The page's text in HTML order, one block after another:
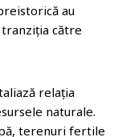
au
către
relația
naturale.
terenuri fertile